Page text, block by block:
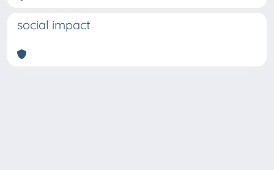
social impact